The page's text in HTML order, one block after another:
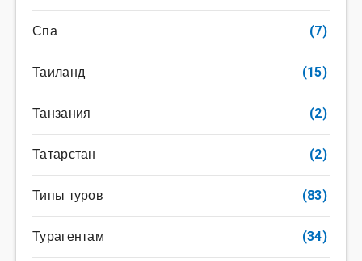
Спа (7)
Таиланд (15)
Танзания (2)
Татарстан (2)
Типы туров (83)
Турагентам (34)